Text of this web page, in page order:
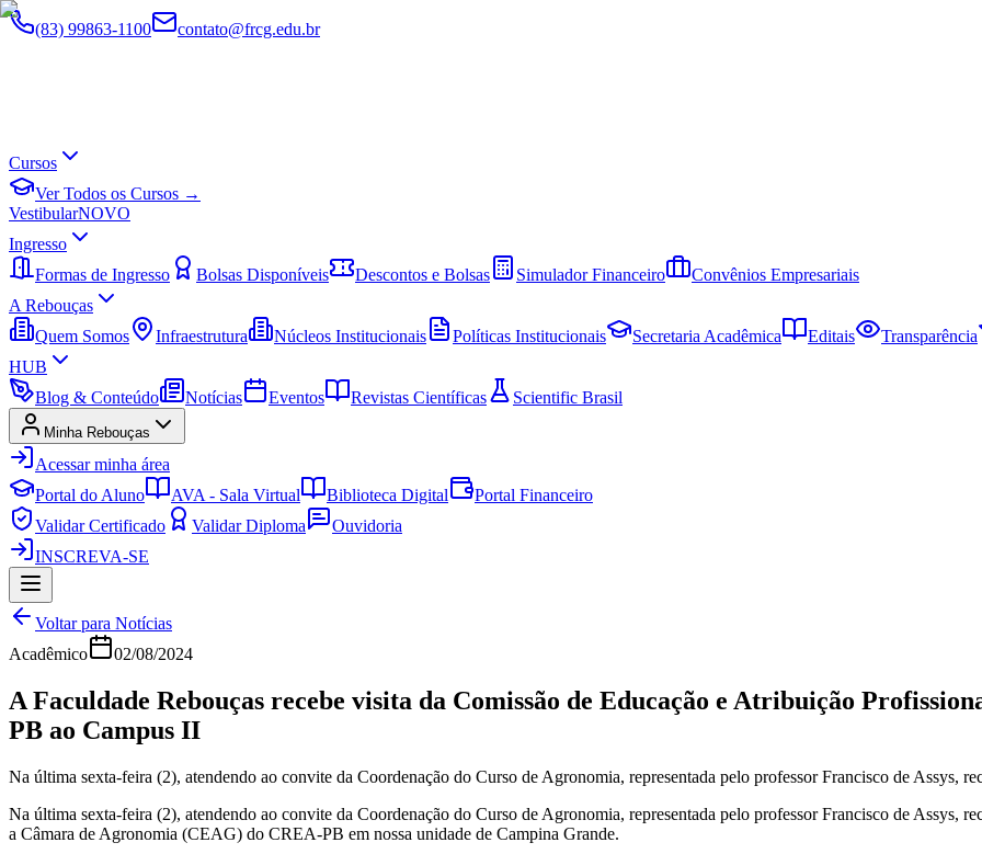
(83) 99863-1100 contato@frcg.edu.br
Cursos
Ver Todos os Cursos →
VestibularNOVO
Ingresso
Formas de Ingresso
Bolsas Disponíveis Descontos e Bolsas Simulador Financeiro
Convênios Empresariais
A Rebouças
Quem Somos
Infraestrutura Núcleos Institucionais Políticas Institucionais Secretaria Acadêmica Editais
Transparência
HUB
Blog & Conteúdo
Notícias Eventos Revistas Científicas Scientific Brasil
Minha Rebouças
Acessar minha área
Portal do Aluno
AVA - Sala Virtual Biblioteca Digital
Portal Financeiro
Validar Certificado
Validar Diploma
Ouvidoria
INSCREVA-SE
Voltar para Notícias
Acadêmico
02/08/2024
A Faculdade Rebouças recebe visita da Comissão de Educação e Atribuição
PB ao Campus II
Na última sexta-feira (2), atendendo ao convite da Coordenação do Curso de Agronomia, representada pelo professor Francisco de Assys,
Na última sexta-feira (2), atendendo ao convite da Coordenação do Curso de Agronomia, representada pelo professor Francisco de Assys,
a Câmara de Agronomia (CEAG) do CREA-PB em nossa unidade de Campina Grande.